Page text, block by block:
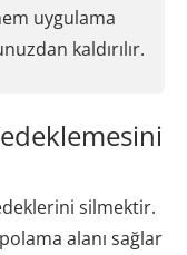
uygulama
kaldırılır.
silmektir.
alanı sağlar